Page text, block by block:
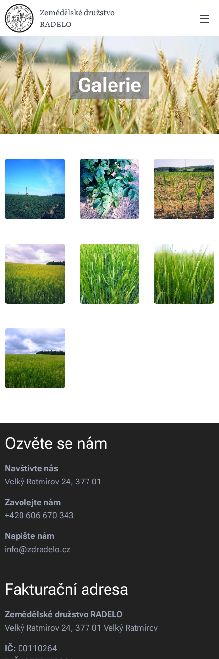
Zemědělské družstvo
RADELO
Galerie
Ozvěte se nám
Navštivte nás
Velký Ratmírov 24, 377 01
Zavolejte nám
+420 606 670 343
Napište nám
info@zdradelo.cz
Fakturační adresa
Zemědělské družstvo RADELO
Velký Ratmírov 24, 377 01 Velký Ratmírov
IČ: 00110264